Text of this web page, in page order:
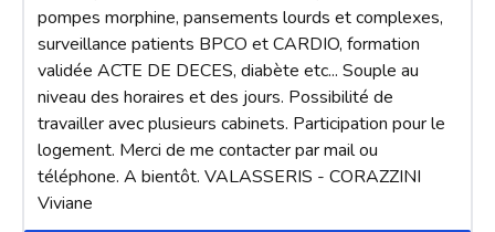
pompes morphine, pansements lourds et complexes,
surveillance patients BPCO et CARDIO, formation
validée ACTE DE DECES, diabète etc... Souple au
niveau des horaires et des jours. Possibilité de
travailler avec plusieurs cabinets. Participation pour le
logement. Merci de me contacter par mail ou
téléphone. A bientôt. VALASSERIS - CORAZZINI
Viviane